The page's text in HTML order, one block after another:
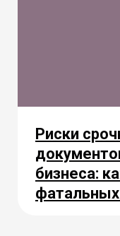
Риски
бизнеса: